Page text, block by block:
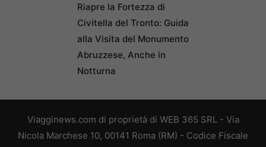
Riapre la Fortezza di
Civitella del Tronto: Guida
alla Visita del Monumento
Abruzzese, Anche in
Notturna
Viagginews.com di proprietà di WEB 365 SRL - Via
Nicola Marchese 10, 00141 Roma (RM) - Codice Fiscale